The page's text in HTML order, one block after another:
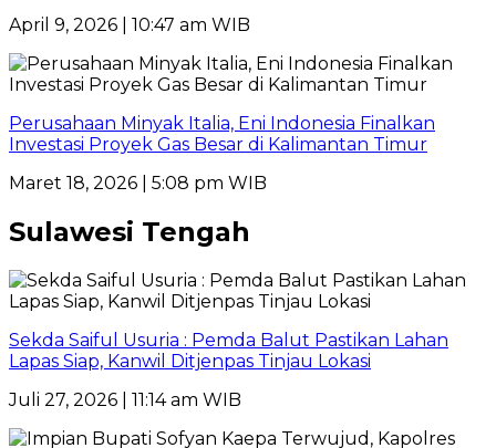
April 9, 2026 | 10:47 am WIB
Perusahaan Minyak Italia, Eni Indonesia Finalkan
Investasi Proyek Gas Besar di Kalimantan Timur
Maret 18, 2026 | 5:08 pm WIB
Sulawesi Tengah
Sekda Saiful Usuria : Pemda Balut Pastikan Lahan
Lapas Siap, Kanwil Ditjenpas Tinjau Lokasi
Juli 27, 2026 | 11:14 am WIB